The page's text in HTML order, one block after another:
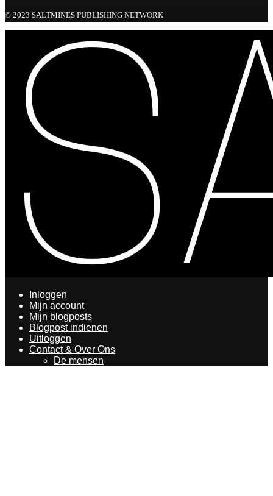
© 2023 SALTMINES PUBLISHING NETWORK
Inloggen
Mijn account
Mijn blogposts
Blogpost indienen
Uitloggen
Contact & Over Ons
De mensen